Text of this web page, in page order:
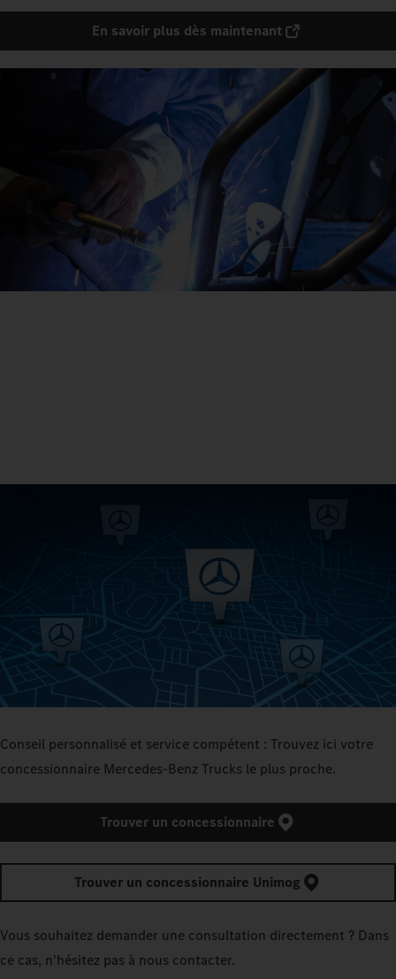
En savoir plus dès maintenant
Conseil personnalisé et service compétent : Trouvez ici votre
concessionnaire Mercedes‑Benz Trucks le plus proche.
Trouver un concessionnaire
Trouver un concessionnaire Unimog
Vous souhaitez demander une consultation directement ? Dans
ce cas, n'hésitez pas à nous contacter.